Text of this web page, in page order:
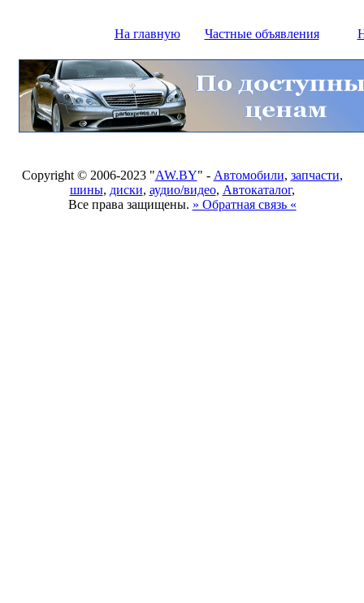
На главную Частные объявления
Copyright © 2006-2023 "AW.BY" - Автомобили, запчасти,
шины, диски, аудио/видео, Автокаталог,
Все права защищены. » Обратная связь «